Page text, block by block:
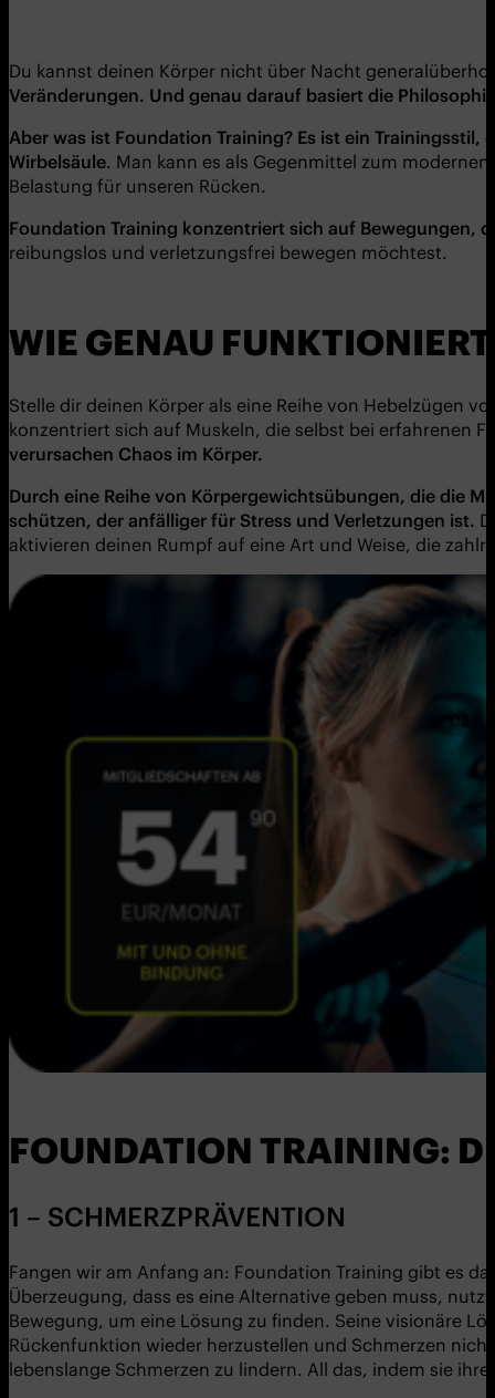
Du kannst deinen Körper nicht über Nacht
Veränderungen. Und genau darauf basiert die
Aber was ist Foundation Training? Es ist ein Trainingsstil,
Wirbelsäule. Man kann es als Gegenmittel zum
Belastung für unseren Rücken.
Foundation Training konzentriert sich auf Bewegungen,
reibungslos und verletzungsfrei bewegen möchtest.
WIE GENAU
Stelle dir deinen Körper als eine Reihe von Hebelzügen
konzentriert sich auf Muskeln, die selbst bei erfahrenen
verursachen Chaos im Körper.
Durch eine Reihe von Körpergewichtsübungen, die die
schützen, der anfälliger für Stress und Verletzungen ist.
aktivieren deinen Rumpf auf eine Art und Weise, die
FOUNDATION TRAINING:
1 – SCHMERZPRÄVENTION
Fangen wir am Anfang an: Foundation Training gibt es
Überzeugung, dass es eine Alternative geben muss,
Bewegung, um eine Lösung zu finden. Seine visionäre
Rückenfunktion wieder herzustellen und Schmerzen
lebenslange Schmerzen zu lindern. All das, indem sie